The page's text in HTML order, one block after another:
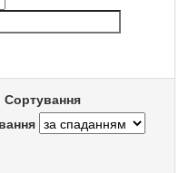
Сортування